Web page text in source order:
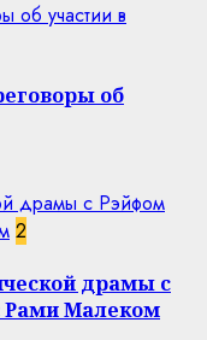
об участии в
об
драмы с Рэйфом
2
драмы с
Рами Малеком